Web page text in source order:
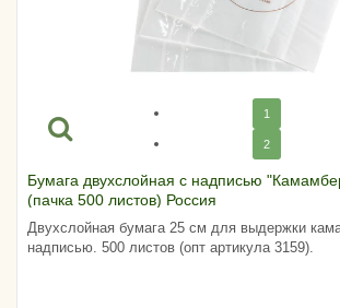
1
2
Бумага двухслойная с надписью
(пачка 500 листов) Россия
Двухслойная бумага 25 см для выдержки
надписью. 500 листов (опт артикула 3159).